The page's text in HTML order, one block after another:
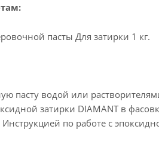
пасты Для затирки 1 кг.
пасту водой или
затирки DIAMANT в
по работе с